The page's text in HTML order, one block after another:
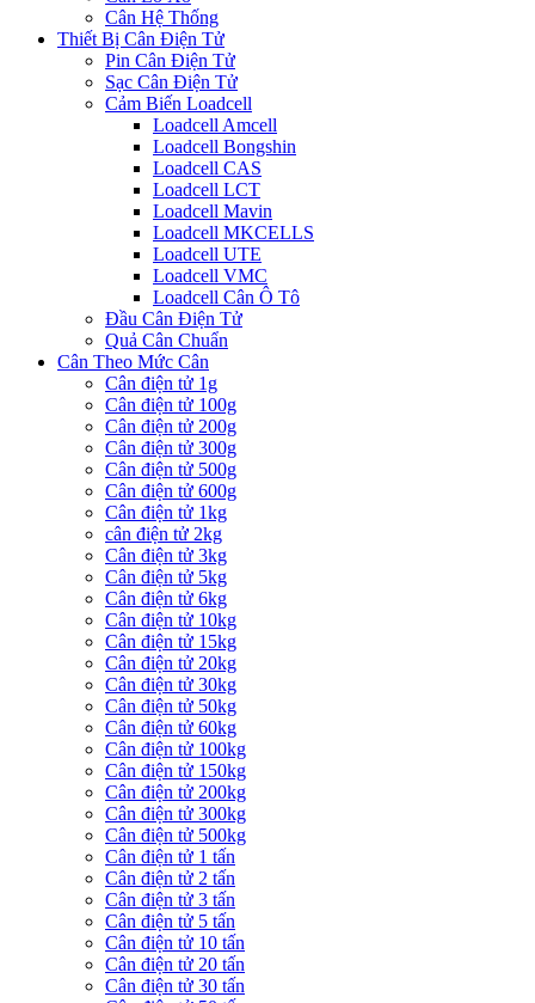
Cân Hệ Thống
Thiết Bị Cân Điện Tử
Pin Cân Điện Tử
Sạc Cân Điện Tử
Cảm Biến Loadcell
Loadcell Amcell
Loadcell Bongshin
Loadcell CAS
Loadcell LCT
Loadcell Mavin
Loadcell MKCELLS
Loadcell UTE
Loadcell VMC
Loadcell Cân Ô Tô
Đầu Cân Điện Tử
Quả Cân Chuẩn
Cân Theo Mức Cân
Cân điện tử 1g
Cân điện tử 100g
Cân điện tử 200g
Cân điện tử 300g
Cân điện tử 500g
Cân điện tử 600g
Cân điện tử 1kg
cân điện tử 2kg
Cân điện tử 3kg
Cân điện tử 5kg
Cân điện tử 6kg
Cân điện tử 10kg
Cân điện tử 15kg
Cân điện tử 20kg
Cân điện tử 30kg
Cân điện tử 50kg
Cân điện tử 60kg
Cân điện tử 100kg
Cân điện tử 150kg
Cân điện tử 200kg
Cân điện tử 300kg
Cân điện tử 500kg
Cân điện tử 1 tấn
Cân điện tử 2 tấn
Cân điện tử 3 tấn
Cân điện tử 5 tấn
Cân điện tử 10 tấn
Cân điện tử 20 tấn
Cân điện tử 30 tấn